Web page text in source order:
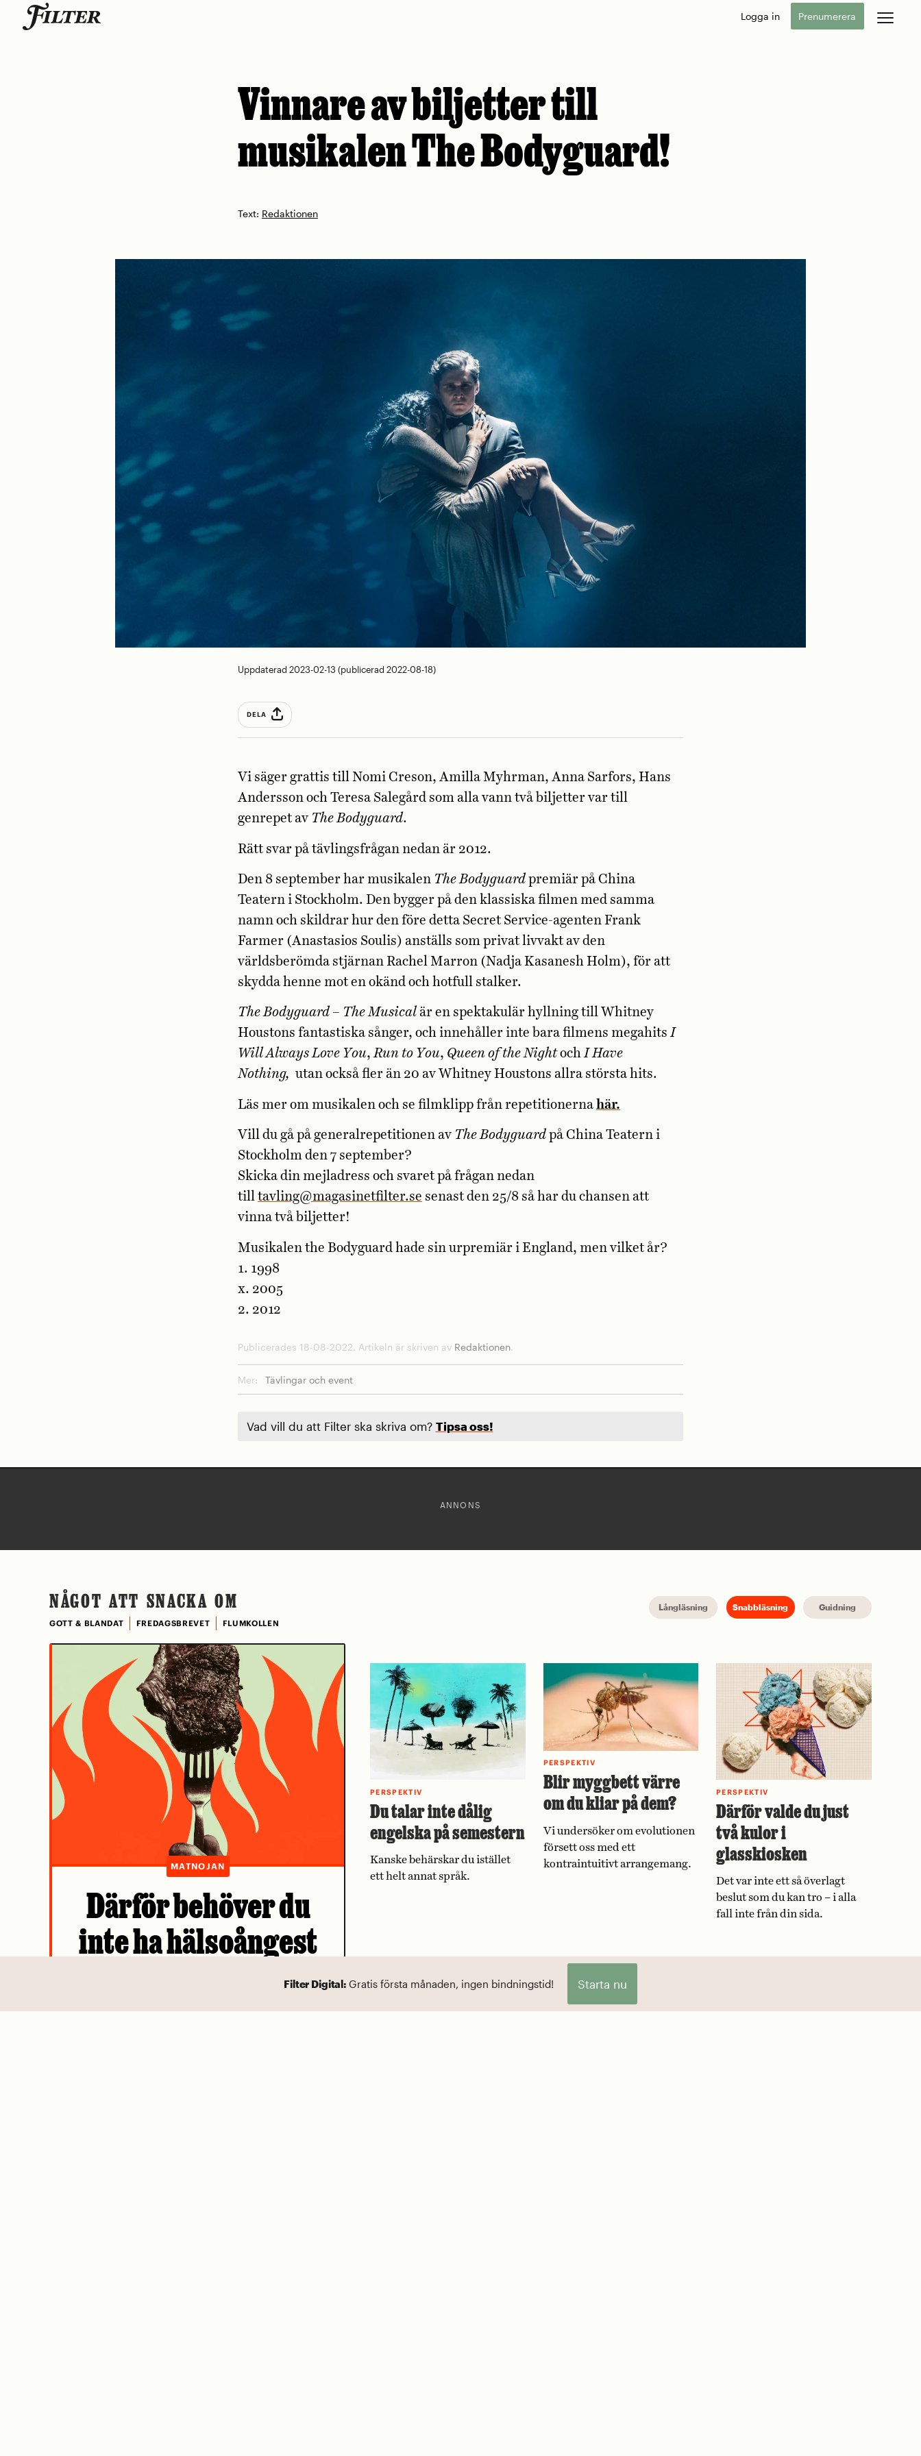
Logga in Prenumerera
Vinnare av biljetter till
musikalen The Bodyguard!
Text: Redaktionen
Uppdaterad 2023-02-13 (publicerad 2022-08-18)
DELA
Vi säger grattis till Nomi Creson, Amilla Myhrman, Anna Sarfors, Hans
Andersson och Teresa Salegård som alla vann två biljetter var till
genrepet av The Bodyguard.
Rätt svar på tävlingsfrågan nedan är 2012.
Den 8 september har musikalen The Bodyguard premiär på China
Teatern i Stockholm. Den bygger på den klassiska filmen med samma
namn och skildrar hur den före detta Secret Service-agenten Frank
Farmer (Anastasios Soulis) anställs som privat livvakt av den
världsberömda stjärnan Rachel Marron (Nadja Kasanesh Holm), för att
skydda henne mot en okänd och hotfull stalker.
The Bodyguard – The Musical är en spektakulär hyllning till Whitney
Houstons fantastiska sånger, och innehåller inte bara filmens megahitsI
Will Always Love You,Run to You, Queen of the NightochI Have
Nothing, utan också fler än 20 av Whitney Houstons allra största hits.
Läs mer om musikalen och se filmklipp från repetitionerna här.
Vill du gå på generalrepetitionen av The Bodyguard på China Teatern i
Stockholm den 7 september?
Skicka din mejladress och svaret på frågan nedan
till tavling@magasinetfilter.se senast den 25/8 så har du chansen att
vinna två biljetter!
Musikalen the Bodyguard hade sin urpremiär i England, men vilket år?
1. 1998
x. 2005
2. 2012
Publicerades 18-08-2022. Artikeln är skriven av Redaktionen.
Mer: Tävlingar och event
Vad vill du att Filter ska skriva om? Tipsa oss!
ANNONS
Långläsning Snabbläsning Guidning
NÅGOT ATT SNACKA OM
GOTT & BLANDAT FREDAGSBREVET FLUMKOLLEN
MATNOJAN
Därför behöver du
inte ha hälsoångest
Cancerlarmen kring biffen intas bäst med en
PERSPEKTIV
Du talar inte dålig
engelska på semestern
Kanske behärskar du istället
ett helt annat språk.
PERSPEKTIV
Blir myggbett värre
om du kliar på dem?
Vi undersöker om evolutionen
försett oss med ett
kontraintuitivt arrangemang.
PERSPEKTIV
Därför valde du just
två kulor i
glasskiosken
Det var inte ett så överlagt
beslut som du kan tro – i alla
fall inte från din sida.
Filter Digital: Gratis första månaden, ingen bindningstid! Starta nu